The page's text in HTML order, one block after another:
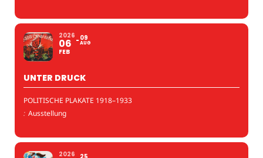
2026
06
FEB
09
AUG
UNTER DRUCK
POLITISCHE PLAKATE 1918–1933
: Ausstellung
2026